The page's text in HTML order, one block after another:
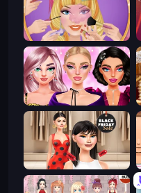
Extreme Makeover
New Year Makeup Trends
Shopaholic Black Friday